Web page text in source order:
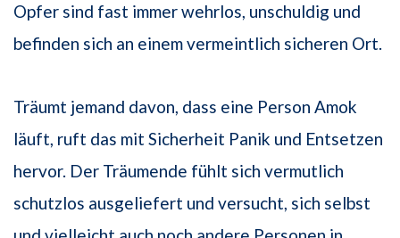
Opfer sind fast immer wehrlos, unschuldig und
befinden sich an einem vermeintlich sicheren Ort.
Träumt jemand davon, dass eine Person Amok
läuft, ruft das mit Sicherheit Panik und Entsetzen
hervor. Der Träumende fühlt sich vermutlich
schutzlos ausgeliefert und versucht, sich selbst